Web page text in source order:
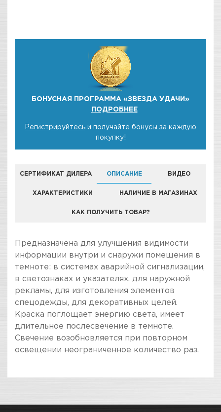
БОНУСНАЯ ПРОГРАММА «ЗВЕЗДА УДАЧИ»
ПОДРОБНЕЕ
Регистрируйтесь и получайте бонусы за каждую
покупку!
СЕРТИФИКАТ ДИЛЕРА ОПИСАНИЕ ВИДЕО
ХАРАКТЕРИСТИКИ НАЛИЧИЕ В МАГАЗИНАХ
КАК ПОЛУЧИТЬ ТОВАР?
КОМПАНИЯ "ЗВЕЗДА УДАЧИ" ЯВЛЯЕТСЯ
ОФИЦИАЛЬНЫМ ДИЛЕРОМ БРЕНДА KUDO
Предназначена для улучшения видимости
информации внутри и снаружи помещения в
темноте: в системах аварийной сигнализации,
в светознаках и указателях, для наружной
рекламы, для изготовления элементов
спецодежды, для декоративных целей.
Краска поглощает энергию света, имеет
длительное послесвечение в темноте.
Свечение возобновляется при повторном
освещении неограниченное количество раз.